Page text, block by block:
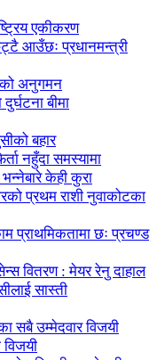
एकीकरण
आउँछः प्रधानमन्त्री
अनुगमन
बीमा
बहार
नहुँदा समस्यामा
केही कुरा
प्रथम राशी नुवाकोटका
प्राथमिकतामा छः प्रचण्ड
वितरण : मेयर रेनु दाहाल
सास्ती
सबै उम्मेदवार विजयी
विजयी